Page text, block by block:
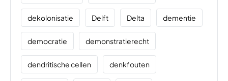
dekolonisatie Delft Delta dementie
democratie demonstratierecht
dendritische cellen denkfouten